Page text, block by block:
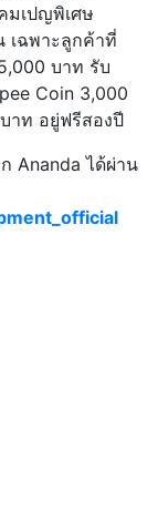
มเปญพิเศษ
เฉพาะลูกค้าที่
บาท รับ
Coin 3,000
าท อยู่ฟรีสองปี
Ananda ได้ผ่าน